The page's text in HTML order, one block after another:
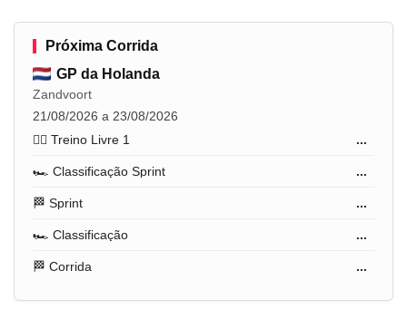
Próxima Corrida
GP da Holanda
Zandvoort
21/08/2026 a 23/08/2026
🏋️‍♂️ Treino Livre 1
...
🏎️ Classificação Sprint ...
🏁 Sprint ...
🏎️ Classificação ...
🏁 Corrida ...